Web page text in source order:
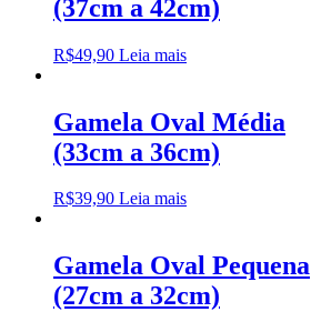
(37cm a 42cm)
R$49,90 Leia mais
Gamela Oval Média
(33cm a 36cm)
R$39,90 Leia mais
Gamela Oval Pequena
(27cm a 32cm)